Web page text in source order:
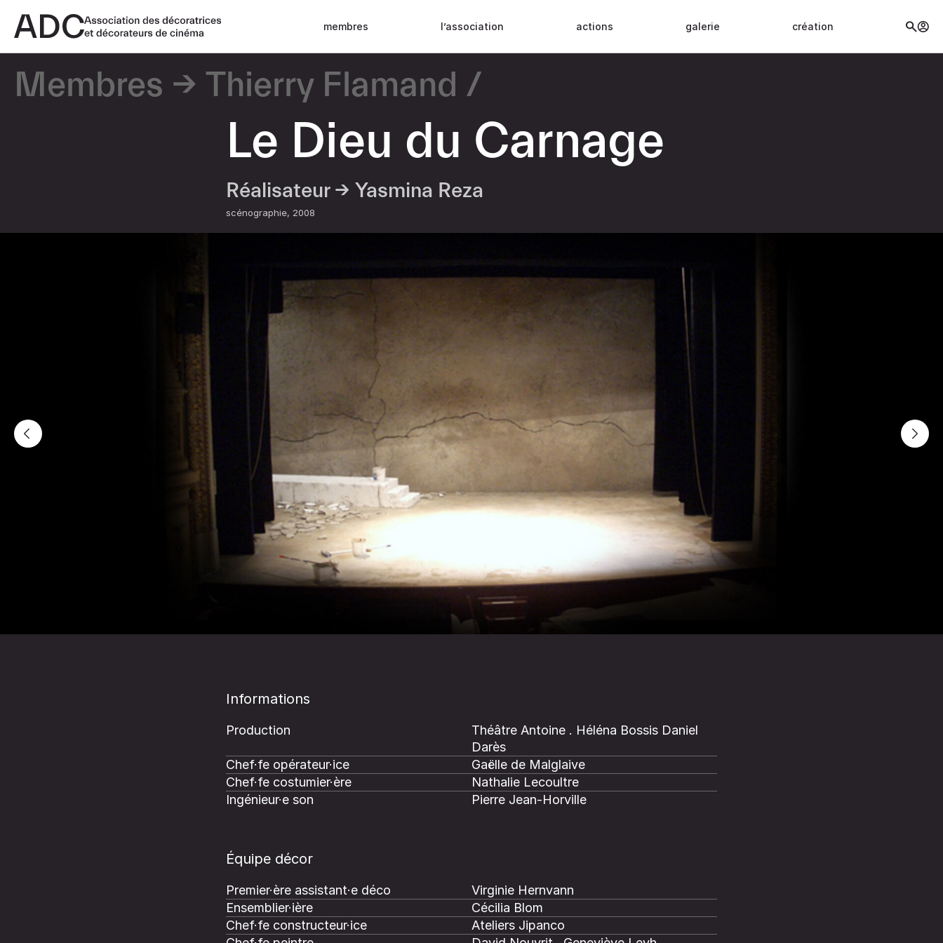
membres l’association actions galerie création
Membres Thierry Flamand
Le Dieu du Carnage
Réalisateur → Yasmina Reza
scénographie 2008
Informations
Production
Théâtre Antoine . Héléna Bossis Daniel
Darès
Chef·fe opérateur·ice
Gaëlle de Malglaive
Chef·fe costumier·ère
Nathalie Lecoultre
Ingénieur·e son
Pierre Jean-Horville
Équipe décor
Premier·ère assistant·e déco
Virginie Hernvann
Ensemblier·ière
Cécilia Blom
Chef·fe constructeur·ice
Ateliers Jipanco